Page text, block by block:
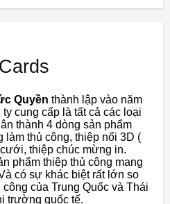
Quyền thành lập vào năm
cung cấp là tất cả các loại
thành 4 dòng sản phẩm
làm thủ công, thiệp nổi 3D (
thiệp chúc mừng in.
phẩm thiệp thủ công mang
có sự khác biệt rất lớn so
của Trung Quốc và Thái
trường quốc tế.